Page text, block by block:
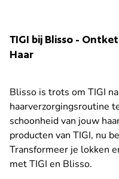
TIGI bij Blisso -
Haar
Blisso is trots om TIGI
haarverzorgingsroutine
schoonheid van jouw
producten van TIGI, nu
Transformeer je lokken
met TIGI en Blisso.